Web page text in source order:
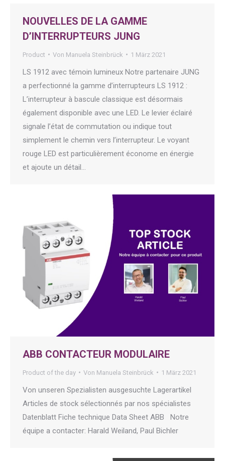
NOUVELLES DE LA GAMME
D’INTERRUPTEURS JUNG
Product Von Manuela Steinbrück 1 März 2021
LS 1912 avec témoin lumineux Notre partenaire JUNG
a perfectionné la gamme d’interrupteurs LS 1912 :
L’interrupteur à bascule classique est désormais
également disponible avec une LED. Le levier éclairé
signale l’état de commutation ou indique tout
simplement le chemin vers l’interrupteur. Le voyant
rouge LED est particulièrement économe en énergie
et ajoute un détail…
ABB CONTACTEUR MODULAIRE
Product of the day Von Manuela Steinbrück 1 März 2021
Von unseren Spezialisten ausgesuchte Lagerartikel
Articles de stock sélectionnés par nos spécialistes
Datenblatt Fiche technique Data Sheet ABB Notre
équipe a contacter: Harald Weiland, Paul Bichler